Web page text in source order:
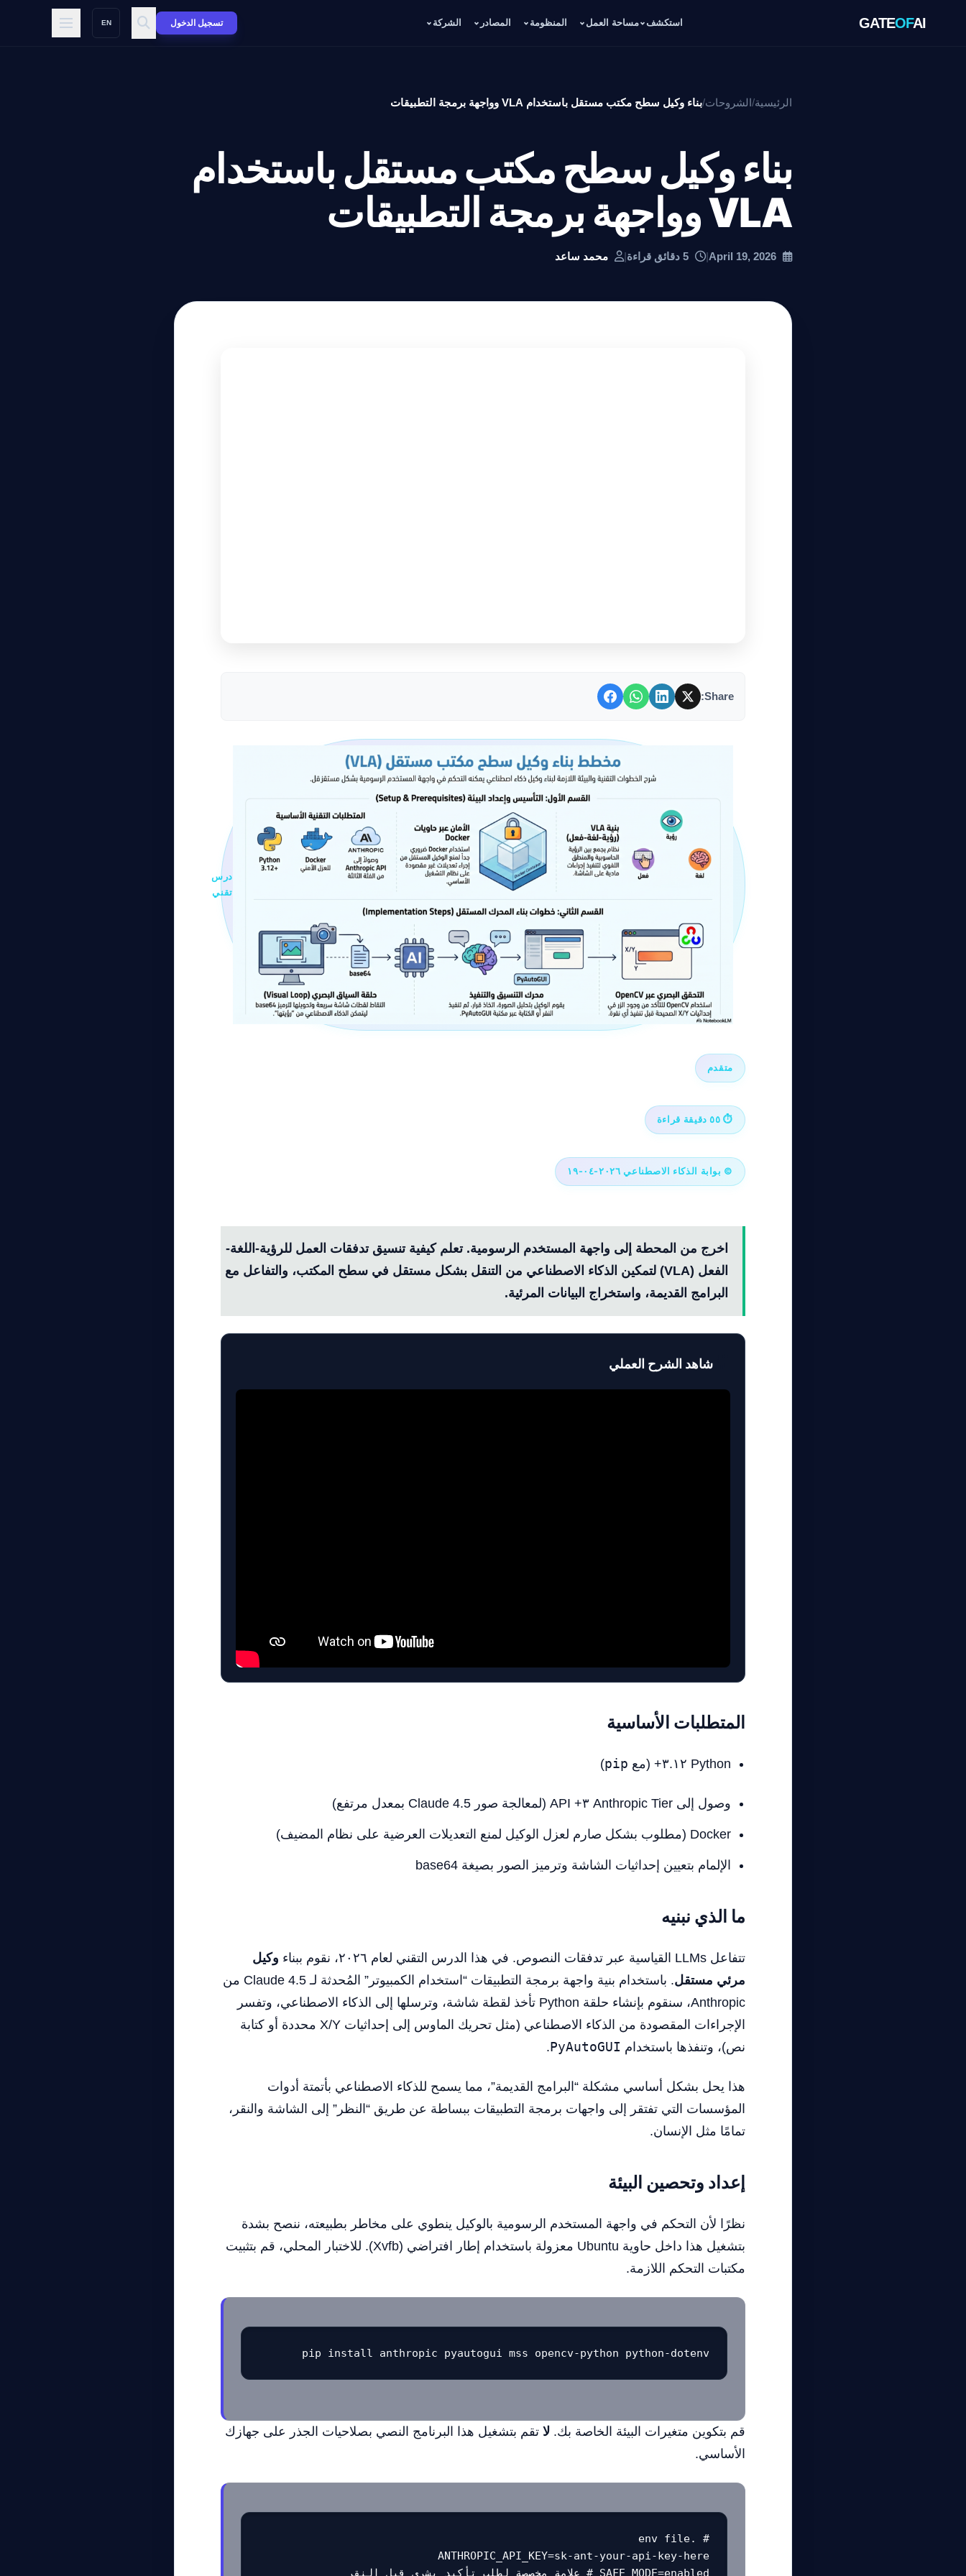
GATEOFAI استكشف مساحة العمل المنظومة المصادر الشركة تسجيل الدخول EN
الرئيسية/الشروحات/بناء وكيل سطح مكتب مستقل باستخدام VLA وواجهة برمجة التطبيقات
بناء وكيل سطح مكتب مستقل باستخدام
VLA وواجهة برمجة التطبيقات
|
| محمد ساعد
Share:
درس
تقني
متقدم
⏱ ٥٥ دقيقة قراءة
© بوابة الذكاء الاصطناعي ٢٠٢٦-٠٤-١٩
اخرج من المحطة إلى واجهة المستخدم الرسومية. تعلم كيفية تنسيق تدفقات العمل للرؤية-اللغة-
الفعل (VLA) لتمكين الذكاء الاصطناعي من التنقل بشكل مستقل في سطح المكتب، والتفاعل مع
البرامج القديمة، واستخراج البيانات المرئية.
شاهد الشرح العملي
المتطلبات الأساسية
Python ٣.١٢+ (مع pip
)
وصول إلى Anthropic Tier ٣+ API (لمعالجة صور Claude 4.5 بمعدل مرتفع)
Docker (مطلوب بشكل صارم لعزل الوكيل لمنع التعديلات العرضية على نظام المضيف)
الإلمام بتعيين إحداثيات الشاشة وترميز الصور بصيغة base64
ما الذي نبنيه
تتفاعل LLMs القياسية عبر تدفقات النصوص. في هذا الدرس التقني لعام ٢٠٢٦، نقوم ببناء
وكيل
مرئي مستقل
. باستخدام بنية واجهة برمجة التطبيقات “استخدام الكمبيوتر” المُحدثة لـ Claude 4.5 من
Anthropic، سنقوم بإنشاء حلقة Python تأخذ لقطة شاشة، وترسلها إلى الذكاء الاصطناعي، وتفسر
الإجراءات المقصودة من الذكاء الاصطناعي (مثل تحريك الماوس إلى إحداثيات X/Y محددة أو كتابة
نص)، وتنفذها باستخدام PyAutoGUI
.
هذا يحل بشكل أساسي مشكلة “البرامج القديمة”، مما يسمح للذكاء الاصطناعي بأتمتة أدوات
المؤسسات التي تفتقر إلى واجهات برمجة التطبيقات ببساطة عن طريق “النظر” إلى الشاشة والنقر،
تمامًا مثل الإنسان.
إعداد وتحصين البيئة
نظرًا لأن التحكم في واجهة المستخدم الرسومية بالوكيل ينطوي على مخاطر بطبيعته، ننصح بشدة
بتشغيل هذا داخل حاوية Ubuntu معزولة باستخدام إطار افتراضي (Xvfb). للاختبار المحلي، قم بتثبيت
مكتبات التحكم اللازمة.
pip install anthropic pyautogui mss opencv-python python-dotenv
قم بتكوين متغيرات البيئة الخاصة بك. لا تقم بتشغيل هذا البرنامج النصي بصلاحيات الجذر على جهازك
الأساسي.